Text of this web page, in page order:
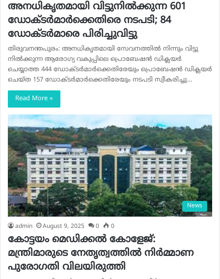
അനധികൃതമായി വിട്ടുനില്‍ക്കുന്ന 601
ഡോക്ടര്‍മാര്‍ക്കെതിരെ നടപടി; 84
ഡോക്ടര്‍മാരെ പിരിച്ചുവിട്ടു
തിരുവനന്തപുരം: അനധികൃതമായി സേവനത്തില്‍ നിന്നും വിട്ടു
നില്‍ക്കുന്ന ആരോഗ്യ വകുപ്പിലെ പ്രൊബേഷന്‍ ഡിക്ലയര്‍
ചെയ്യാത്ത 444 ഡോക്ടര്‍മാര്‍ക്കെതിരേയും പ്രൊബേഷന്‍ ഡിക്ലയര്‍
ചെയ്ത 157 ഡോക്ടര്‍മാര്‍ക്കെതിരേയും നടപടി സ്വീകരിച്ചു…
Read More »
News
admin August 9, 2025 0 0
കോട്ടയം മെഡിക്കൽ കോളേജ്:
മന്ത്രിമാരുടെ നേതൃത്വത്തിൽ നിർമ്മാണ
പുരോഗതി വിലയിരുത്തി